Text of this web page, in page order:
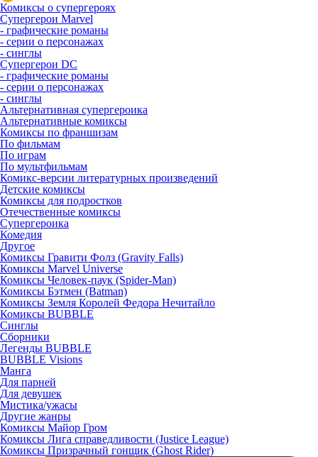
Комиксы о супергероях
Супергерои Marvel
- графические романы
- серии о персонажах
- синглы
Супергерои DC
- графические романы
- серии о персонажах
- синглы
Альтернативная супергероика
Альтернативные комиксы
Комиксы по франшизам
По фильмам
По играм
По мультфильмам
Комикс-версии литературных произведений
Детские комиксы
Комиксы для подростков
Отечественные комиксы
Супергероика
Комедия
Другое
Комиксы Гравити Фолз (Gravity Falls)
Комиксы Marvel Universe
Комиксы Человек-паук (Spider-Man)
Комиксы Бэтмен (Batman)
Комиксы Земля Королей Федора Нечитайло
Комиксы BUBBLE
Синглы
Сборники
Легенды BUBBLE
BUBBLE Visions
Манга
Для парней
Для девушек
Мистика/ужасы
Другие жанры
Комиксы Майор Гром
Комиксы Лига справедливости (Justice League)
Комиксы Призрачный гонщик (Ghost Rider)